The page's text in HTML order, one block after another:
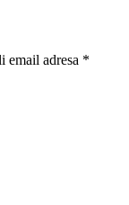
adresa *